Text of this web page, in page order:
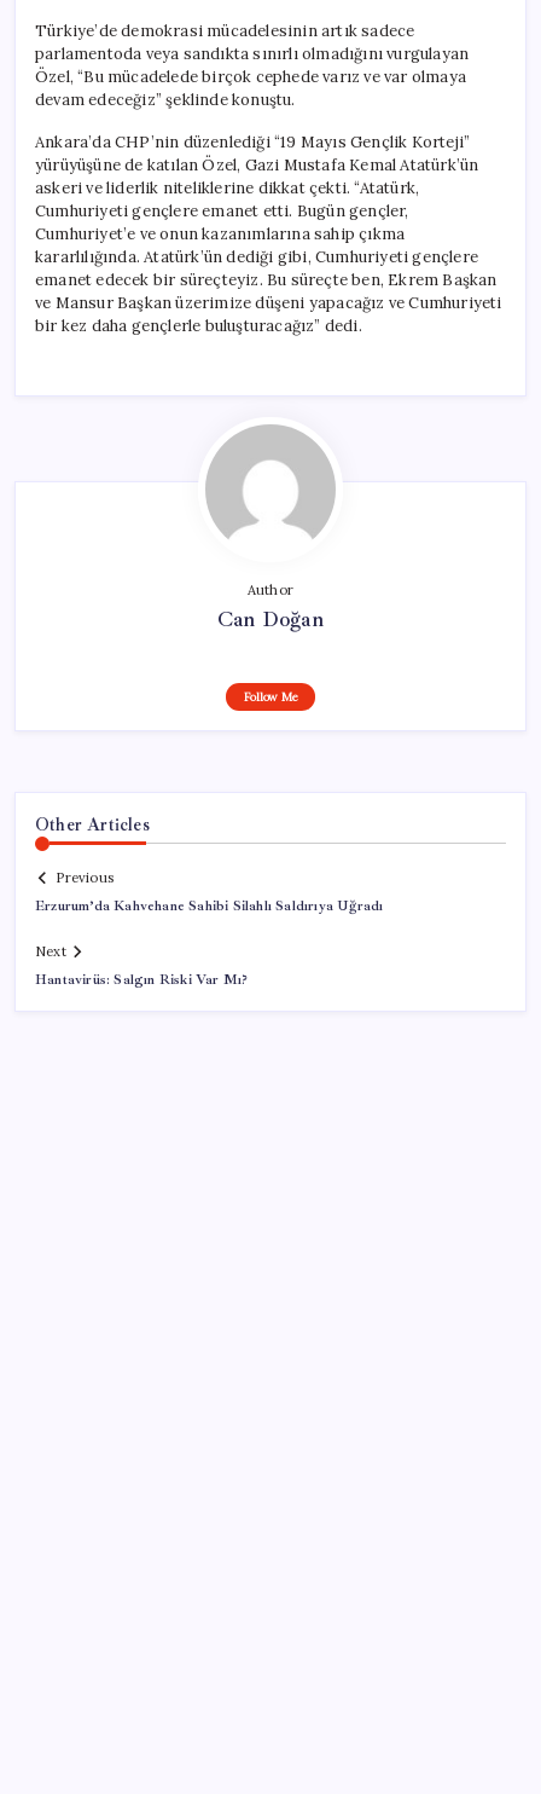
Türkiye’de demokrasi mücadelesinin artık sadece
parlamentoda veya sandıkta sınırlı olmadığını vurgulayan
Özel, “Bu mücadelede birçok cephede varız ve var olmaya
devam edeceğiz” şeklinde konuştu.
Ankara’da CHP’nin düzenlediği “19 Mayıs Gençlik Korteji”
yürüyüşüne de katılan Özel, Gazi Mustafa Kemal Atatürk’ün
askeri ve liderlik niteliklerine dikkat çekti. “Atatürk,
Cumhuriyeti gençlere emanet etti. Bugün gençler,
Cumhuriyet’e ve onun kazanımlarına sahip çıkma
kararlılığında. Atatürk’ün dediği gibi, Cumhuriyeti gençlere
emanet edecek bir süreçteyiz. Bu süreçte ben, Ekrem Başkan
ve Mansur Başkan üzerimize düşeni yapacağız ve Cumhuriyeti
bir kez daha gençlerle buluşturacağız” dedi.
Author
Can Doğan
Follow Me
Other Articles
Previous
Erzurum’da Kahvehane Sahibi Silahlı Saldırıya Uğradı
Next
Hantavirüs: Salgın Riski Var Mı?